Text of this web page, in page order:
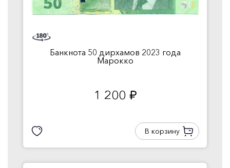
Банкнота 50 дирхамов 2023 года
Марокко
1 200 руб.
В корзину